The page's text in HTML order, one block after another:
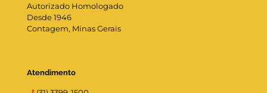
Autorizado Homologado
Desde 1946
Contagem, Minas Gerais
Atendimento